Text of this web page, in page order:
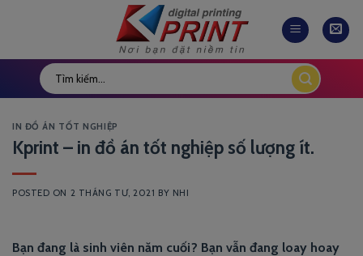
IN ĐỒ ÁN TỐT NGHIỆP
Kprint – in đồ án tốt nghiệp số lượng ít.
POSTED ON 2 THÁNG TƯ, 2021 BY NHI
Bạn đang là sinh viên năm cuối? Bạn vẫn đang loay hoay